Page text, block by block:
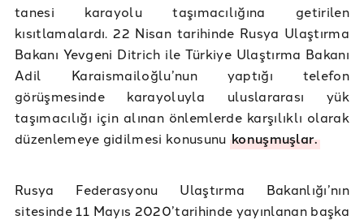
tanesi karayolu taşımacılığına getirilen
kısıtlamalardı. 22 Nisan tarihinde Rusya Ulaştırma
Bakanı Yevgeni Ditrich ile Türkiye Ulaştırma Bakanı
Adil Karaismailoğlu’nun yaptığı telefon
görüşmesinde karayoluyla uluslararası yük
taşımacılığı için alınan önlemlerde karşılıklı olarak
düzenlemeye gidilmesi konusunu konuşmuşlar.
Rusya Federasyonu Ulaştırma Bakanlığı’nın
sitesinde 11 Mayıs 2020’tarihinde yayınlanan başka